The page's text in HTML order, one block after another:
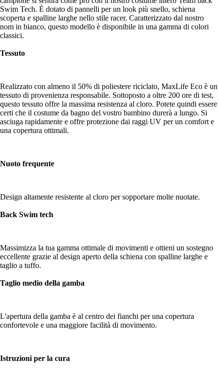
Swim Tech. È dotato di pannelli per un look più snello, schiena
scoperta e spalline larghe nello stile racer. Caratterizzato dal nostro
nom in bianco, questo modello è disponibile in una gamma di colori
classici.
Tessuto
Realizzato con almeno il 50% di poliestere riciclato, MaxLife Eco è un
tessuto di provenienza responsabile. Sottoposto a oltre 200 ore di test,
questo tessuto offre la massima resistenza al cloro. Potete quindi essere
certi che il costume da bagno del vostro bambino durerà a lungo. Si
asciuga rapidamente e offre protezione dai raggi UV per un comfort e
una copertura ottimali.
Nuoto frequente
Design altamente resistente al cloro per sopportare molte nuotate.
Back Swim tech
Massimizza la tua gamma ottimale di movimenti e ottieni un sostegno
eccellente grazie al design aperto della schiena con spalline larghe e
taglio a tuffo.
Taglio medio della gamba
L'apertura della gamba è al centro dei fianchi per una copertura
confortevole e una maggiore facilità di movimento.
Istruzioni per la cura